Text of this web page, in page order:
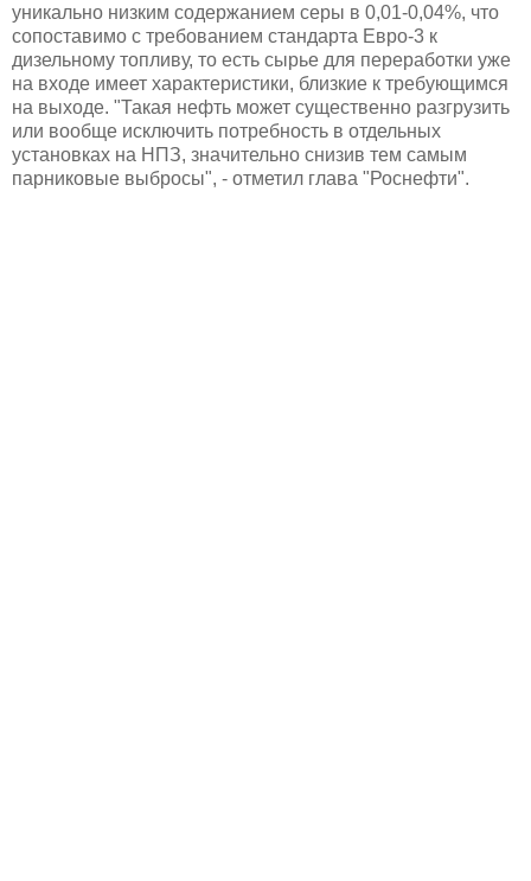
уникально низким содержанием серы в 0,01-0,04%, что
сопоставимо с требованием стандарта Евро-3 к
дизельному топливу, то есть сырье для переработки уже
на входе имеет характеристики, близкие к требующимся
на выходе. "Такая нефть может существенно разгрузить
или вообще исключить потребность в отдельных
установках на НПЗ, значительно снизив тем самым
парниковые выбросы", - отметил глава "Роснефти".